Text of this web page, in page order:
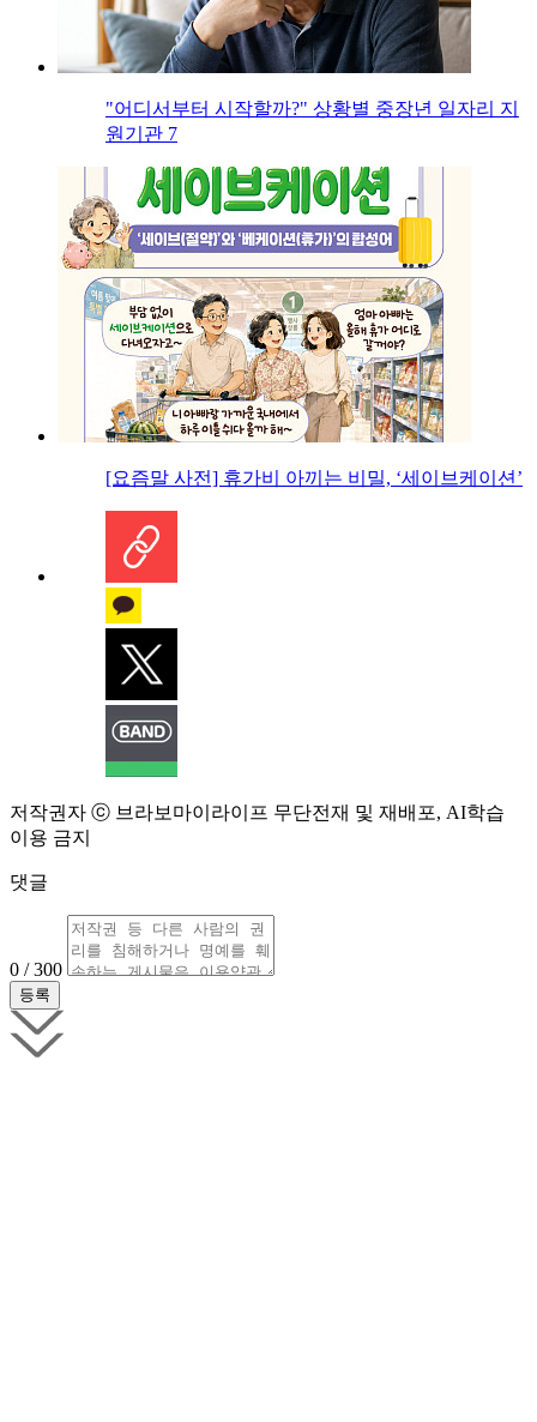
"어디서부터 시작할까?" 상황별 중장년 일자리 지
원기관 7
[요즘말 사전] 휴가비 아끼는 비밀, ‘세이브케이션’
저작권자 ⓒ 브라보마이라이프 무단전재 및 재배포, AI학습
이용 금지
댓글
0 / 300